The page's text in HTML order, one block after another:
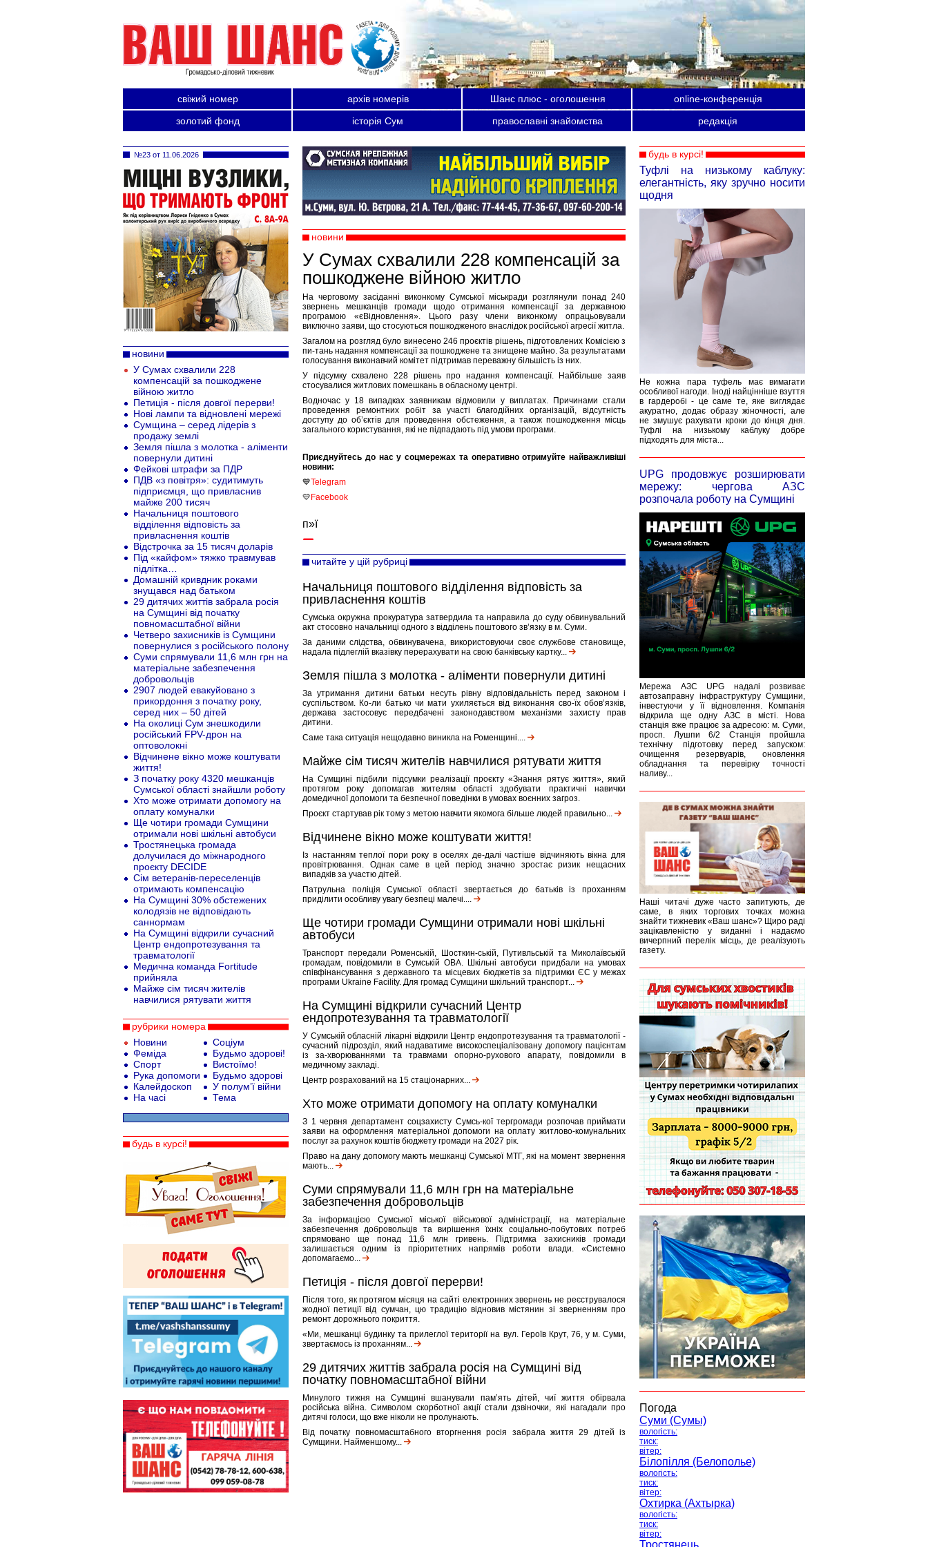
свіжий номер архів номерів Шанс плюс - оголошення
online-конференція
золотий фонд
історія Сум православні знайомства редакція
новини
У Сумах схвалили 228 компенсацій за
пошкоджене війною житло
На черговому засіданні виконкому Сумської міськради розглянули понад 240
звернень мешканців громади щодо отримання компенсації за державною
програмою «єВідновлення». Цього разу члени виконкому опрацьовували
виключно заяви, що стосуються пошкодженого внаслідок російської агресії житла.
Загалом на розгляд було винесено 246 проєктів рішень, підготовлених Комісією з
пи-тань надання компенсації за пошкоджене та знищене майно. За результатами
голосування виконавчий комітет підтримав переважну більшість із них.
У підсумку схвалено 228 рішень про надання компенсації. Найбільше заяв
стосувалися житлових помешкань в обласному центрі.
Водночас у 18 випадках заявникам відмовили у виплатах. Причинами стали
проведення ремонтних робіт за участі благодійних організацій, відсутність
доступу до об’єктів для проведення обстеження, а також пошкодження місць
загального користування, які не підпадають під умови програми.
Приєднуйтесь до нас у соцмережах та оперативно отримуйте найважливіші
новини:
💙Telegram
💛 Facebook
п»ї
читайте у цій рубриці
Начальниця поштового відділення відповість за
привласнення коштів
Сумська окружна прокуратура затвердила та направила до суду обвинувальний
акт стосовно начальниці одного з відділень поштового зв’язку в м. Суми.
За даними слідства, обвинувачена, використовуючи своє службове становище,
надала підлеглій вказівку перерахувати на свою банківську картку...
Земля пішла з молотка - аліменти повернули дитині
За утримання дитини батьки несуть рівну відповідальність перед законом і
суспільством. Ко-ли батько чи мати ухиляється від виконання сво-їх обов’язків,
держава застосовує передбачені законодавством механізми захисту прав
дитини.
Саме така ситуація нещодавно виникла на Роменщині....
Майже сім тисяч жителів навчилися рятувати життя
На Сумщині підбили підсумки реалізації проєкту «Знання рятує життя», який
протягом року допомагав жителям області здобувати практичні навички
домедичної допомоги та безпечної поведінки в умовах воєнних загроз.
Проєкт стартував рік тому з метою навчити якомога більше людей правильно...
Відчинене вікно може коштувати життя!
Із настанням теплої пори року в оселях де-далі частіше відчиняють вікна для
провітрювання. Однак саме в цей період значно зростає ризик нещасних
випадків за участю дітей.
Патрульна поліція Сумської області звертається до батьків із проханням
приділити особливу увагу безпеці малечі....
Ще чотири громади Сумщини отримали нові шкільні
автобуси
Транспорт передали Роменській, Шосткин-ській, Путивльській та Миколаївській
громадам, повідомили в Сумській ОВА. Шкільні автобуси придбали на умовах
співфінансування з державного та місцевих бюджетів за підтримки ЄС у межах
програми Ukraine Facility. Для громад Сумщини шкільний транспорт...
На Сумщині відкрили сучасний Центр
ендопротезування та травматології
У Сумській обласній лікарні відкрили Центр ендопротезування та травматології -
сучасний підрозділ, який надаватиме високоспеціалізовану допомогу пацієнтам
із за-хворюваннями та травмами опорно-рухового апарату, повідомили в
медичному закладі.
Центр розрахований на 15 стаціонарних...
Хто може отримати допомогу на оплату комуналки
З 1 червня департамент соцзахисту Сумсь-кої тергромади розпочав приймати
заяви на оформлення матеріальної допомоги на оплату житлово-комунальних
послуг за рахунок коштів бюджету громади на 2027 рік.
Право на дану допомогу мають мешканці Сумської МТГ, які на момент звернення
мають...
Cуми спрямували 11,6 млн грн на матеріальне
забезпечення добровольців
За інформацією Сумської міської військової адміністрації, на матеріальне
забезпечення добровольців та вирішення їхніх соціально-побутових потреб
спрямовано ще понад 11,6 млн гривень. Підтримка захисників громади
залишається одним із пріоритетних напрямів роботи влади. «Системно
допомагаємо...
Петиція - після довгої перерви!
Після того, як протягом місяця на сайті електронних звернень не реєструвалося
жодної петиції від сумчан, цю традицію відновив містянин зі зверненням про
ремонт дорожнього покриття.
«Ми, мешканці будинку та прилеглої території на вул. Героїв Крут, 76, у м. Суми,
звертаємось із проханням...
29 дитячих життів забрала росія на Сумщині від
початку повномасштабної війни
Минулого тижня на Сумщині вшанували пам’ять дітей, чиї життя обірвала
російська війна. Символом скорботної акції стали дзвіночки, які нагадали про
дитячі голоси, що вже ніколи не пролунають.
Від початку повномасштабного вторгнення росія забрала життя 29 дітей із
Сумщини. Найменшому...
будь в курсі!
Туфлі на низькому каблуку:
елегантність, яку зручно носити
щодня
Не кожна пара туфель має вимагати
особливої нагоди. Іноді найцінніше взуття
в гардеробі - це саме те, яке виглядає
акуратно, додає образу жіночності, але
не змушує рахувати кроки до кінця дня.
Туфлі на низькому каблуку добре
підходять для міста...
UPG продовжує розширювати
мережу: чергова АЗС
розпочала роботу на Сумщині
Мережа АЗС UPG надалі розвиває
автозаправну інфраструктуру Сумщини,
інвестуючи у її відновлення. Компанія
відкрила ще одну АЗС в місті. Нова
станція вже працює за адресою: м. Суми,
просп. Лушпи 6/2 Станція пройшла
технічну підготовку перед запуском:
очищення резервуарів, оновлення
обладнання та перевірку точності
наливу...
Наші читачі дуже часто запитують, де
саме, в яких торгових точках можна
знайти тижневик «Ваш шанс»? Щиро раді
зацікавленістю у виданні і надаємо
вичерпний перелік місць, де реалізують
газету.
Погода
Суми (Сумы)
вологість:
тиск:
вітер:
Білопілля (Белополье)
вологість:
тиск:
вітер:
Охтирка (Ахтырка)
вологість:
тиск:
вітер:
Тростянець
№23 от 11.06.2026
новини
У Сумах схвалили 228
компенсацій за пошкоджене
війною житло
Петиція - після довгої перерви!
Нові лампи та відновлені мережі
Сумщина – серед лідерів з
продажу землі
Земля пішла з молотка - аліменти
повернули дитині
Фейкові штрафи за ПДР
ПДВ «з повітря»: судитимуть
підприємця, що привласнив
майже 200 тисяч
Начальниця поштового
відділення відповість за
привласнення коштів
Відстрочка за 15 тисяч доларів
Під «кайфом» тяжко травмував
підлітка…
Домашній кривдник роками
знущався над батьком
29 дитячих життів забрала росія
на Сумщині від початку
повномасштабної війни
Четверо захисників із Сумщини
повернулися з російського полону
Cуми спрямували 11,6 млн грн на
матеріальне забезпечення
добровольців
2907 людей евакуйовано з
прикордоння з початку року,
серед них – 50 дітей
На околиці Сум знешкодили
російський FPV-дрон на
оптоволокні
Відчинене вікно може коштувати
життя!
З початку року 4320 мешканців
Сумської області знайшли роботу
Хто може отримати допомогу на
оплату комуналки
Ще чотири громади Сумщини
отримали нові шкільні автобуси
Тростянецька громада
долучилася до міжнародного
проєкту DECIDE
Сім ветеранів-переселенців
отримають компенсацію
На Сумщині 30% обстежених
колодязів не відповідають
саннормам
На Сумщині відкрили сучасний
Центр ендопротезування та
травматології
Медична команда Fortitude
прийняла
Майже сім тисяч жителів
навчилися рятувати життя
рубрики номера
Новини
Феміда
Спорт
Рука допомоги
Калейдоскоп
На часі
Соціум
Будьмо здорові!
Вистоїмо!
Будьмо здорові
У полум’ї війни
Тема
будь в курсі!